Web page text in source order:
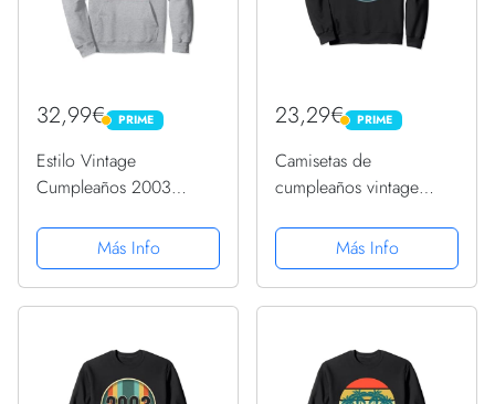
32,99€ PRIME
PRIME
Estilo Vintage
Cumpleaños 2003
Más Info
23,29€ PRIME
PRIME
Camisetas de
cumpleaños vintage
divertidos cumpleaños
2003 Sudadera
Más Info